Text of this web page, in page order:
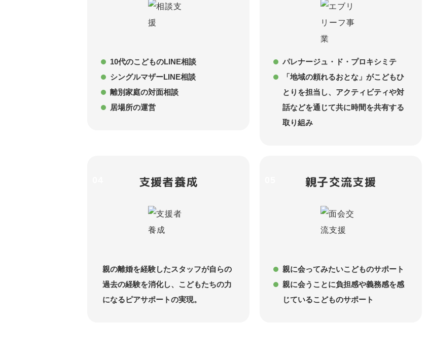
10代のこどものLINE相談
シングルマザーLINE相談
離別家庭の対面相談
居場所の運営
パレナージュ・ド・プロキシミテ
「地域の頼れるおとな」がこどもひ
とりを担当し、アクティビティや対
話などを通じて共に時間を共有する
取り組み
支援者養成
親の離婚を経験したスタッフが自らの
過去の経験を消化し、こどもたちの力
になるピアサポートの実現。
親子交流支援
親に会ってみたいこどものサポート
親に会うことに負担感や義務感を感
じているこどものサポート